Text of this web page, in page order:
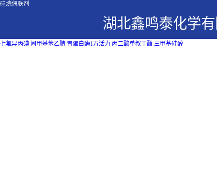
硅烷偶联剂
湖北鑫鸣泰化学
七氟异丙碘 间甲基苯乙腈 胃蛋白酶1万活力 丙二酸单叔丁酯 三甲基硅醇